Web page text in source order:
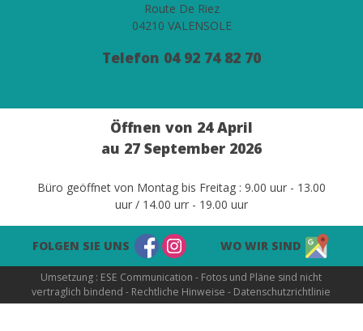
Route De Riez
04210 VALENSOLE
Telefon 04 92 74 82 70
Öffnen von 24 April
au 27 September 2026
Büro geöffnet von Montag bis Freitag : 9.00 uur - 13.00
uur / 14.00 urr - 19.00 uur
FOLGEN SIE UNS WO WIR SIND
Umsetzung : ESE Communication - Fotos und Pläne sind nicht
vertraglich bindend - Rechtliche Hinweise - Datenschutzrichtlinie